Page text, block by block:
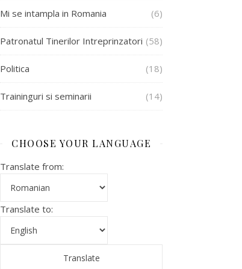
Mi se intampla in Romania (6)
Patronatul Tinerilor Intreprinzatori (58)
Politica (18)
Traininguri si seminarii (14)
CHOOSE YOUR LANGUAGE
Translate from:
Translate to: